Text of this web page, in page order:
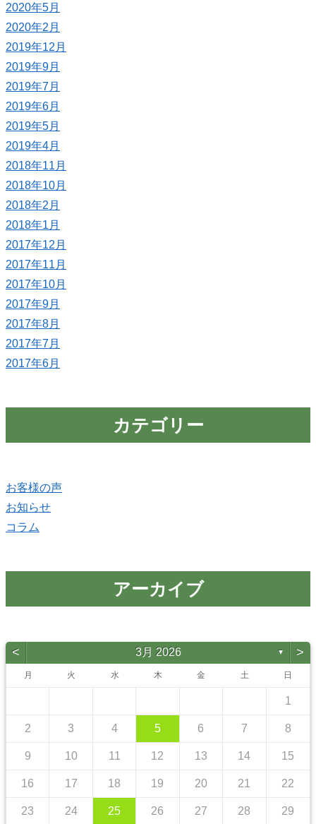
2020年5月
2020年2月
2019年12月
2019年9月
2019年7月
2019年6月
2019年5月
2019年4月
2018年11月
2018年10月
2018年2月
2018年1月
2017年12月
2017年11月
2017年10月
2017年9月
2017年8月
2017年7月
2017年6月
カテゴリー
お客様の声
お知らせ
コラム
アーカイブ
< 3月 2026 ▼ >
月 火 水 木 金 土 日
1
2 3 4 5 6 7 8
9 10 11 12 13 14 15
16 17 18 19 20 21 22
23 24 25 26 27 28 29